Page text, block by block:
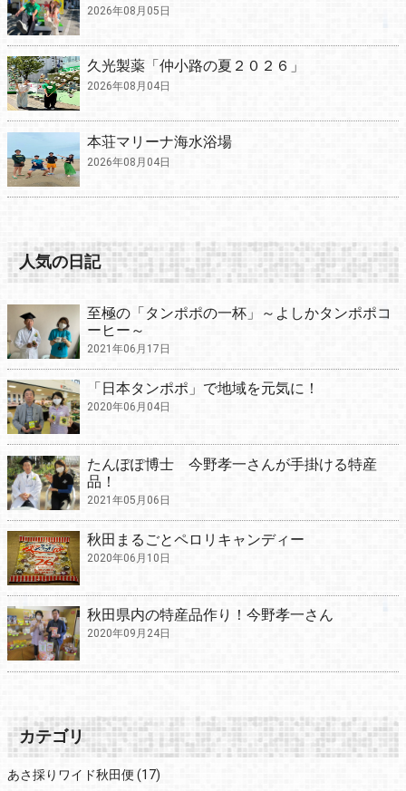
2026年08月05日
久光製薬「仲小路の夏２０２６」
2026年08月04日
本荘マリーナ海水浴場
2026年08月04日
人気の日記
至極の「タンポポの一杯」～よしかタンポポコ
ーヒー～
2021年06月17日
「日本タンポポ」で地域を元気に！
2020年06月04日
たんぽぽ博士 今野孝一さんが手掛ける特産
品！
2021年05月06日
秋田まるごとペロリキャンディー
2020年06月10日
秋田県内の特産品作り！今野孝一さん
2020年09月24日
カテゴリ
あさ採りワイド秋田便 (17)